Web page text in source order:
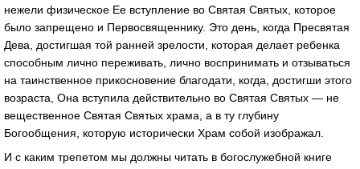
нежели физическое Ее вступление во Святая Святых, которое
было запрещено и Первосвященнику. Это день, когда Пресвятая
Дева, достигшая той ранней зрелости, которая делает ребенка
способным лично переживать, лично воспринимать и отзываться
на таинственное прикосновение благодати, когда, достигши этого
возраста, Она вступила действительно во Святая Святых — не
вещественное Святая Святых храма, а в ту глубину
Богообщения, которую исторически Храм собой изображал.
И с каким трепетом мы должны читать в богослужебной книге